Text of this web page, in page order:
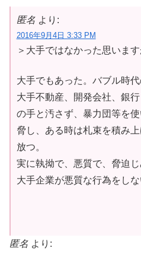
匿名 より:
2016年9月4日 3:33 PM
＞大手ではなかった思いま
大手でもあった。バブル時代
大手不動産、開発会社、銀
の手と汚さず、暴力団等を
脅し、ある時は札束を積み
放つ。
実に執拗で、悪質で、脅迫じ
大手企業が悪質な行為をしな
匿名 より: